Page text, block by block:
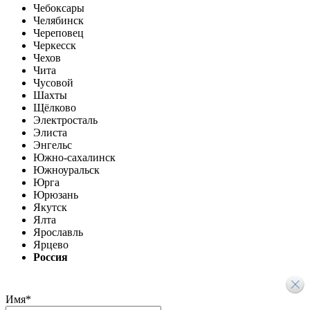
Чебоксары
Челябинск
Череповец
Черкесск
Чехов
Чита
Чусовой
Шахты
Щёлково
Электросталь
Элиста
Энгельс
Южно-сахалинск
Южноуральск
Юрга
Юрюзань
Якутск
Ялта
Ярославль
Ярцево
Россия
Имя*